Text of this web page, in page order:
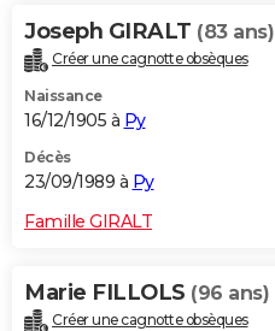
Joseph GIRALT (83 ans)
Créer une cagnotte obsèques
Naissance
16/12/1905 à Py
Décès
23/09/1989 à Py
Famille GIRALT
Marie FILLOLS (96 ans)
Créer une cagnotte obsèques